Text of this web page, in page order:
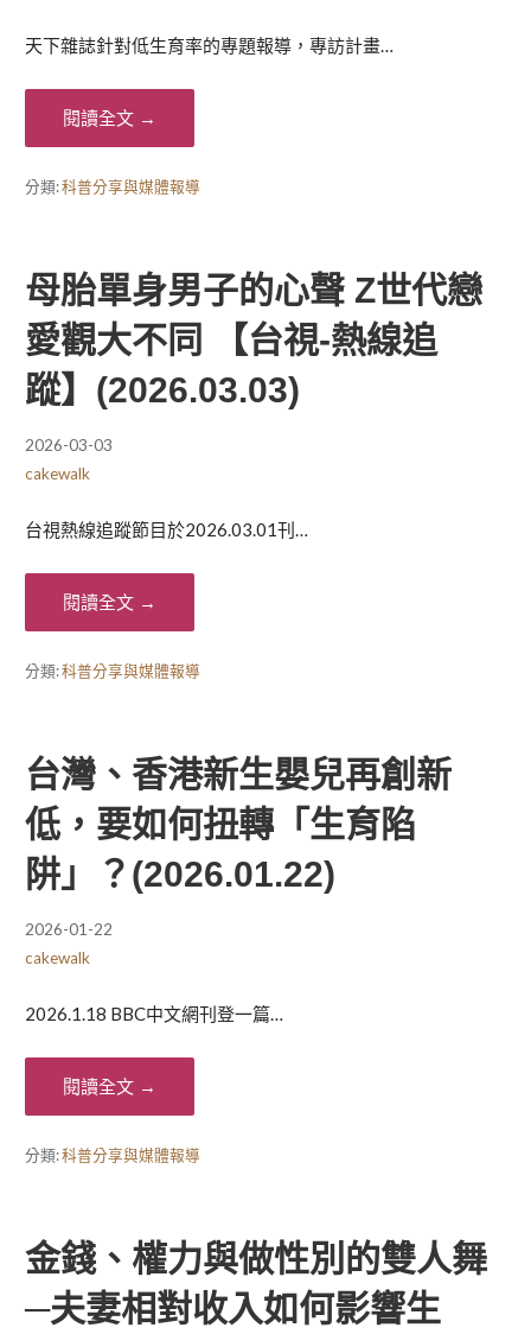
天下雜誌針對低生育率的專題報導，專訪計畫…
閱讀全文 →
分類:科普分享與媒體報導
母胎單身男子的心聲 Z世代戀
愛觀大不同 【台視-熱線追
蹤】(2026.03.03)
2026-03-03
cakewalk
台視熱線追蹤節目於2026.03.01刊…
閱讀全文 →
分類:科普分享與媒體報導
台灣、香港新生嬰兒再創新
低，要如何扭轉「生育陷
阱」？(2026.01.22)
2026-01-22
cakewalk
2026.1.18 BBC中文網刊登一篇…
閱讀全文 →
分類:科普分享與媒體報導
金錢、權力與做性別的雙人舞
─夫妻相對收入如何影響生